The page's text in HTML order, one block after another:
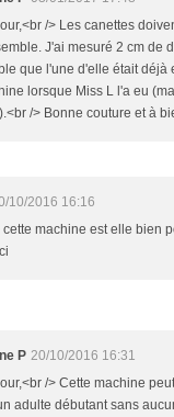
/> Les canettes
J'ai mesuré 2 cm de
que l'une d'elle était déjà
lorsque Miss L l'a eu
/> Bonne couture et à
10/2016 16:16
cette machine est elle bien
P 20/10/2016 16:31
/> Cette machine
adulte débutant sans